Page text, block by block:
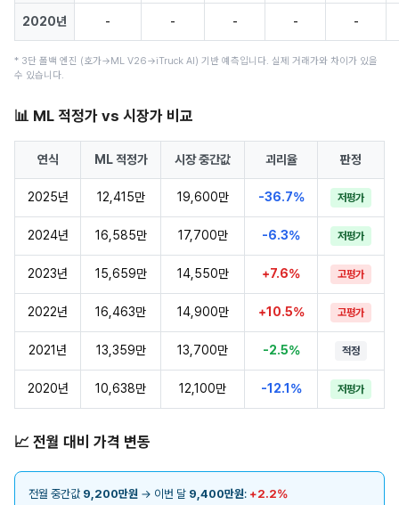
2020년 - - - - -
* 3단 폴백 엔진 (호가→ML V26→iTruck AI) 기반 예측입니다. 실제 거래가와 차이가 있을
수 있습니다.
📊 ML 적정가 vs 시장가 비교
연식 ML 적정가 시장 중간값 괴리율 판정
2025년 12,415만 19,600만 -36.7% 저평가
2024년 16,585만 17,700만 -6.3% 저평가
2023년 15,659만 14,550만 +7.6% 고평가
2022년 16,463만 14,900만 +10.5% 고평가
2021년 13,359만 13,700만 -2.5% 적정
2020년 10,638만 12,100만 -12.1% 저평가
📈 전월 대비 가격 변동
전월 중간값 9,200만원 → 이번 달 9,400만원: +2.2%